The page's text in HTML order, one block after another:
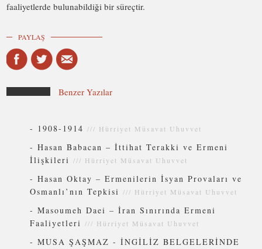
faaliyetlerde bulunabildiği bir süreçtir.
PAYLAŞ
Benzer Yazılar
- 1908-1914 /// Hürriyet Müsavat Uhuvvet
-Hasan Babacan – İttihat Terakki ve Ermeni
İlişkileri /// Hürriyet Müsavat Uhuvvet
-Hasan Oktay – Ermenilerin İsyan Provaları ve
Osmanlı’nın Tepkisi /// Hürriyet Müsavat Uhuvvet
-Masoumeh Daei – İran Sınırında Ermeni
Faaliyetleri /// Hürriyet Müsavat Uhuvvet
-MUSA ŞAŞMAZ - İNGİLİZ BELGELERİNDE